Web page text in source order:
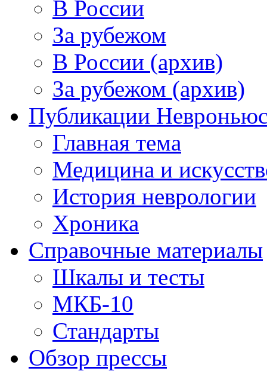
В России
За рубежом
В России (архив)
За рубежом (архив)
Публикации
Главная тема
Медицина и
История неврологии
Хроника
Справочные материалы
Шкалы и тесты
МКБ-10
Стандарты
Обзор прессы